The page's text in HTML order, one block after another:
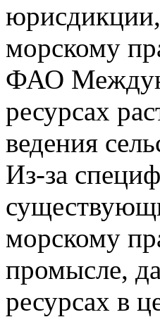
морскому
ФАО
ресурсах
ведения
Из-за
морскому
промысле,
ресурсах в